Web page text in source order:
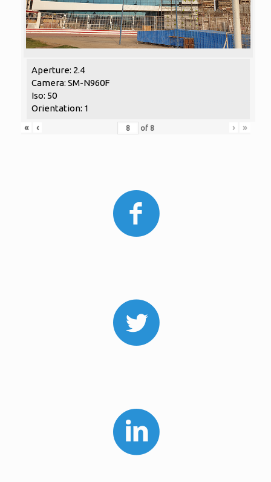
Aperture: 2.4
Camera: SM-N960F
Iso: 50
Orientation: 1
«
‹ of 8 › »